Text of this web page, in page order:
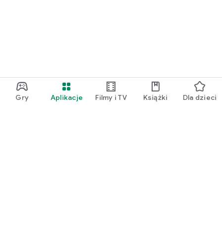
Gry Aplikacje Filmy i TV Książki Dla dzieci